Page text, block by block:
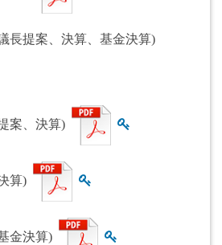
長提案、決算、基金決算)
案、決算)
算)
金決算)